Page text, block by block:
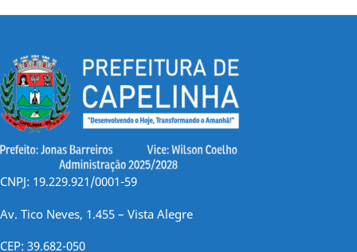
CNPJ: 19.229.921/0001-59
Av. Tico Neves, 1.455 – Vista Alegre
CEP: 39.682-050